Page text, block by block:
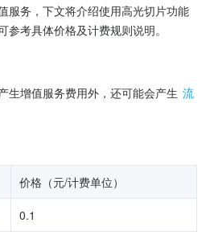
服务，下文将介绍使用高光切片功能
考具体价格及计费规则说明。
生增值服务费用外，还可能会产生 流
价格（元/计费单位）
0.1